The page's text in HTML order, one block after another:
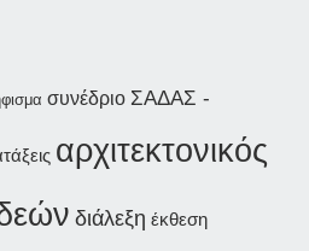
συνέδριο ΣΑΔΑΣ -
αρχιτεκτονικός
διάλεξη έκθεση